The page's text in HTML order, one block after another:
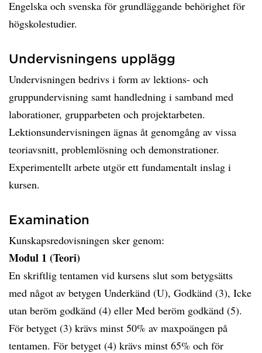
Engelska och svenska för grundläggande behörighet för
högskolestudier.
Undervisningens upplägg
Undervisningen bedrivs i form av lektions- och
gruppundervisning samt handledning i samband med
laborationer, grupparbeten och projektarbeten.
Lektionsundervisningen ägnas åt genomgång av vissa
teoriavsnitt, problemlösning och demonstrationer.
Experimentellt arbete utgör ett fundamentalt inslag i
kursen.
Examination
Kunskapsredovisningen sker genom:
Modul 1 (Teori)
En skriftlig tentamen vid kursens slut som betygsätts
med något av betygen Underkänd (U), Godkänd (3), Icke
utan beröm godkänd (4) eller Med beröm godkänd (5).
För betyget (3) krävs minst 50% av maxpoängen på
tentamen. För betyget (4) krävs minst 65% och för